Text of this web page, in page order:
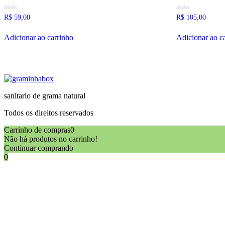
Avaliação
5
R$ 59,00
Adicionar ao carrinho
Avaliação
5
R$ 105,00
Adicionar ao
sanitario de grama natural
Todos os direitos reservados
Carrinho de compras0
Não há produtos no carrinho!
Continuar comprando
0